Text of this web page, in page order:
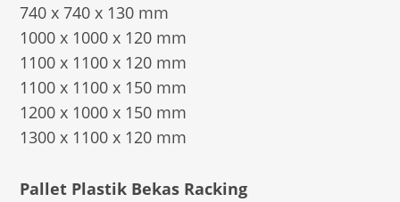
740 x 740 x 130 mm
1000 x 1000 x 120 mm
1100 x 1100 x 120 mm
1100 x 1100 x 150 mm
1200 x 1000 x 150 mm
1300 x 1100 x 120 mm
Pallet Plastik Bekas Racking